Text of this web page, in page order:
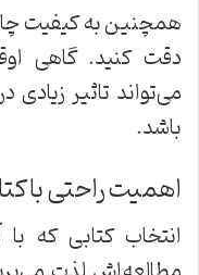
همچنین به کیفیت
دقت کنید. گاهی
می‌تواند تاثیر
باشد.
اهمیت راحتی با
انتخاب کتابی که